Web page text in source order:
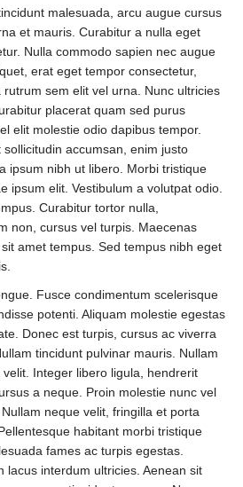
malesuada, arcu augue cursus
et mauris. Curabitur a nulla eget
Nulla commodo sapien nec augue
erat eget tempor consectetur,
sem elit vel urna. Nunc ultricies
placerat quam sed purus
elit molestie odio dapibus tempor.
accumsan, enim justo
ipsum nibh ut libero. Morbi tristique
ipsum elit. Vestibulum a volutpat odio.
Curabitur tortor nulla,
non, cursus vel turpis. Maecenas
amet tempus. Sed tempus nibh eget
Fusce condimentum scelerisque
potenti. Aliquam molestie egestas
Donec est turpis, cursus ac viverra
tincidunt pulvinar mauris. Nullam
Integer libero ligula, hendrerit
a neque. Proin molestie nunc vel
neque velit, fringilla et porta
habitant morbi tristique
fames ac turpis egestas.
lacus interdum ultricies. Aenean sit